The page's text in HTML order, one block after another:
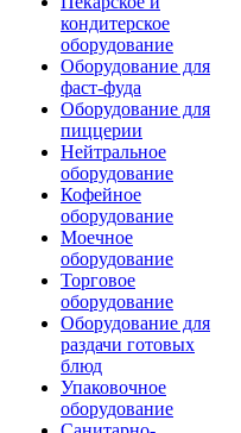
кондитерское
оборудование
Оборудование для
фаст-фуда
Оборудование для
пиццерии
Нейтральное
оборудование
Кофейное
оборудование
Моечное
оборудование
Торговое
оборудование
Оборудование для
раздачи готовых
блюд
Упаковочное
оборудование